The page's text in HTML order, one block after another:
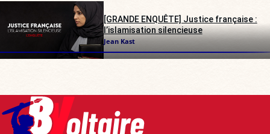
[GRANDE ENQUÊTE] Justice française :
l’islamisation silencieuse
Jean Kast